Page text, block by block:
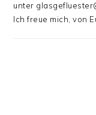
unter
Ich freue mich, von